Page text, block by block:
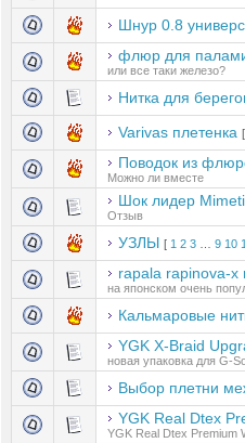
Шнур 0.8
флюр для
или все таки железо?
Нитка для
Varivas плетенка [
Поводок из
Можно ли вместе
Шок лидер
Отзыв
УЗЛЫ [ 1 2 3 9 10
rapala rapinova-x
на японском очень
Кальмаровые
YGK X-Braid
новая упаковка для G-
Выбор плетни
YGK Real Dtex
YGK Real Dtex Premium